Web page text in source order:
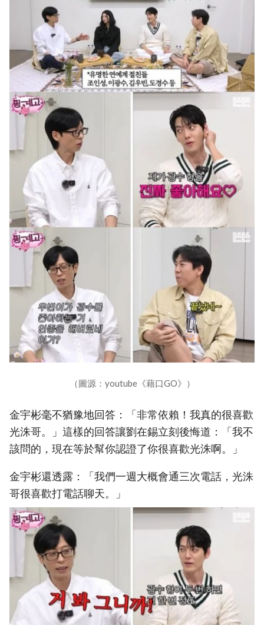
（圖源：youtube《藉口GO》）
金宇彬毫不猶豫地回答：「非常依賴！我真的很喜歡
光洙哥。」這樣的回答讓劉在錫立刻後悔道：「我不
該問的，現在等於幫你認證了你很喜歡光洙啊。」
金宇彬還透露：「我們一週大概會通三次電話，光洙
哥很喜歡打電話聊天。」